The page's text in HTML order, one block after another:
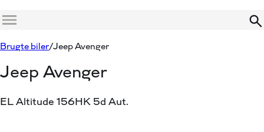
Menu
Brugte biler Jeep Avenger
Jeep Avenger
EL Altitude 156HK 5d Aut.